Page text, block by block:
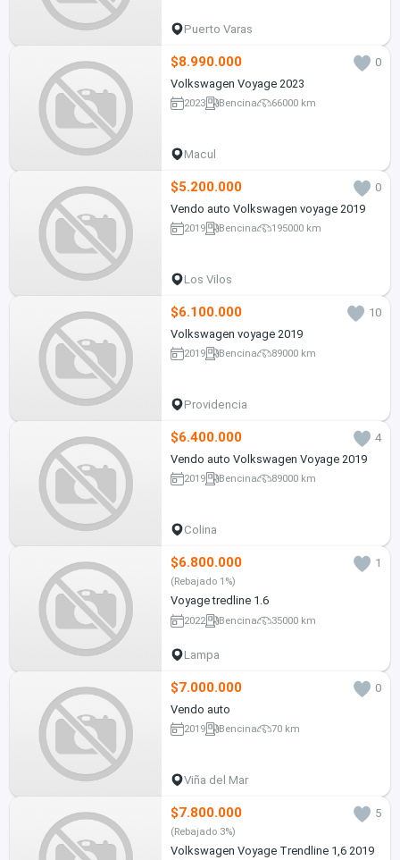
Puerto Varas
$8.990.000
0
Volkswagen Voyage 2023
2023 Bencina 66000 km
Macul
$5.200.000
0
Vendo auto Volkswagen voyage 2019
2019 Bencina 195000 km
Los Vilos
$6.100.000
10
Volkswagen voyage 2019
2019 Bencina 89000 km
Providencia
$6.400.000
4
Vendo auto Volkswagen Voyage 2019
2019 Bencina 89000 km
Colina
$6.800.000 1
(Rebajado 1%)
Voyage tredline 1.6
2022 Bencina 35000 km
Lampa
$7.000.000
0
Vendo auto
2019 Bencina 70 km
Viña del Mar
$7.800.000 5
(Rebajado 3%)
Volkswagen Voyage Trendline 1,6 2019